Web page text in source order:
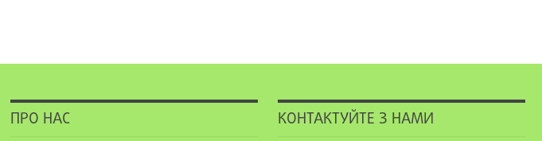
ПРО НАС КОНТАКТУЙТЕ З НАМИ